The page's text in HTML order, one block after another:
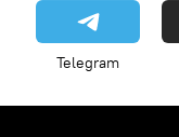
Telegram